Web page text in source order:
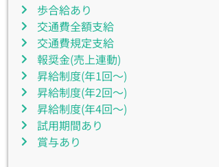
歩合給あり
交通費全額支給
交通費規定支給
報奨金(売上連動)
昇給制度(年1回～)
昇給制度(年2回～)
昇給制度(年4回～)
試用期間あり
賞与あり